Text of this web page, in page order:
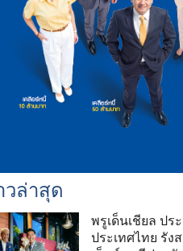
ล่าสุด
พรูเด็นเชียล ปร
ประเทศไทย รั